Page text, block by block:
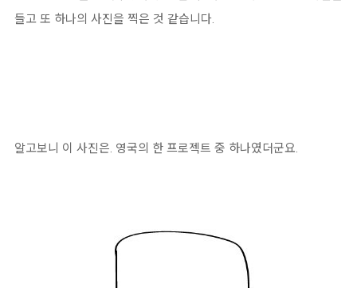
들고 또 하나의 사진을 찍은 것 같습니다.
알고보니 이 사진은. 영국의 한 프로젝트 중 하나였더군요.